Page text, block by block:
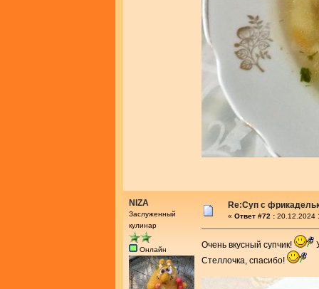
NIZA
Заслуженный
кулинар
Онлайн
Re:Суп с
« Ответ #72 : 20.12.2024
Очень вкусный супчик!
Стеллочка, спасибо!